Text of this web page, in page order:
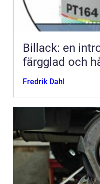
Billack: en
färgglad och
Fredrik Dahl